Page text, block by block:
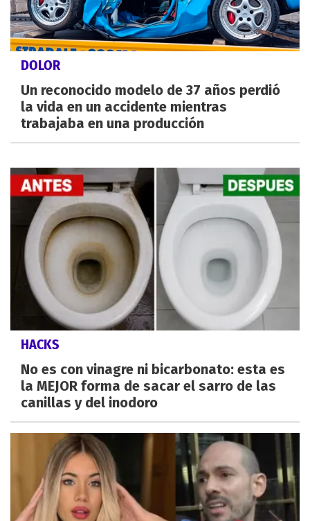
DOLOR
Un reconocido modelo de 37 años perdió
la vida en un accidente mientras
trabajaba en una producción
HACKS
No es con vinagre ni bicarbonato: esta es
la MEJOR forma de sacar el sarro de las
canillas y del inodoro